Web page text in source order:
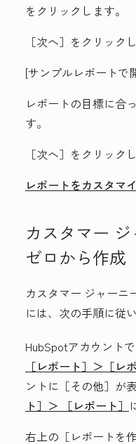
をクリックします。
［次へ］ をクリック
[サンプルレポートで
レポートの目標に合
す。
［次へ］ をクリック
レポートをカスタマ
カスタマー
ゼロから作成
カスタマー ジャーニ
には、次の手順に従い
HubSpotアカウントで
［レポート］＞ ［レ
ントに ［その他］が
ト］＞
［レポート］
右上の ［レポートを